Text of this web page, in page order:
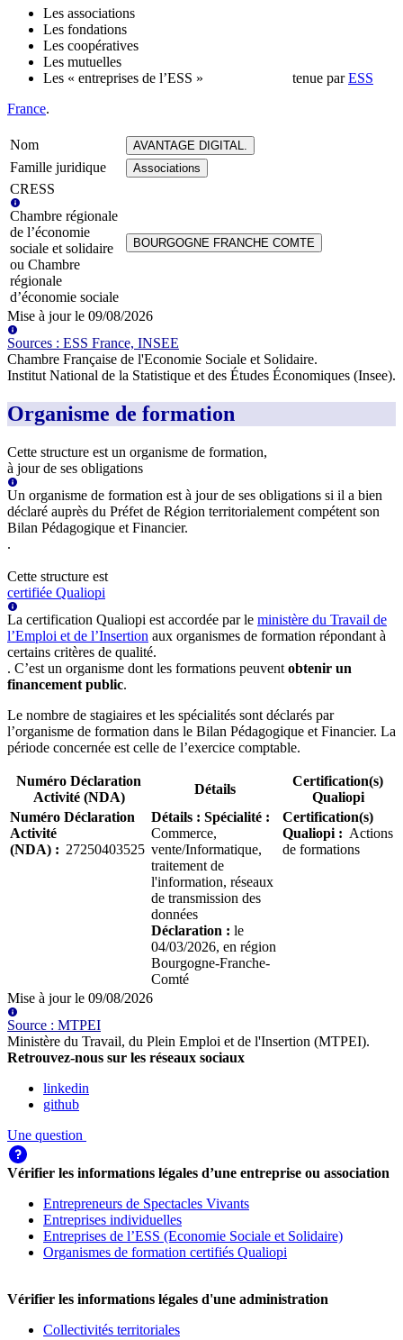
Les associations
Les fondations
Les coopératives
Les mutuelles
Les « entreprises de l’ESS »
tenue parESS
France.
Nom AVANTAGE DIGITAL.
Famille juridique Associations
CRESS
Chambre régionale
de l’économie
sociale et solidaire
ou Chambre
régionale
d’économie sociale
BOURGOGNE FRANCHE COMTE
Mise à jour le 09/08/2026
Sources : ESS France, INSEE
Chambre Française de l'Economie Sociale et Solidaire.
Institut National de la Statistique et des Études Économiques (Insee).
Organisme de formation
Cette structure est un organisme de formation,
à jour de ses obligations
Un organisme de formation est à jour de ses obligations si il a bien
déclaré auprès du Préfet de Région territorialement compétent son
Bilan Pédagogique et Financier.
.
Cette structure est
certifiée Qualiopi
La certification Qualiopi est accordée par le ministère du Travail de
l’Emploi et de l’Insertion aux organismes de formation répondant à
certains critères de qualité.
. C’est un organisme dont les formations peuvent obtenir un
financement public.
Le nombre de stagiaires et les spécialités sont déclarés par
l’organisme de formation dans le Bilan Pédagogique et Financier. La
période concernée est celle de l’exercice comptable.
Numéro Déclaration
Activité (NDA)
Détails
Certification(s)
Qualiopi
Numéro Déclaration
Activité
(NDA) : 27250403525
Détails : Spécialité :
Commerce,
vente/Informatique,
traitement de
l'information, réseaux
de transmission des
données
Déclaration : le
04/03/2026, en région
Bourgogne-Franche-
Comté
Certification(s)
Qualiopi : Actions
de formations
Mise à jour le 09/08/2026
Source : MTPEI
Ministère du Travail, du Plein Emploi et de l'Insertion (MTPEI).
Retrouvez-nous sur les réseaux sociaux
linkedin
github
Une question
Vérifier les informations légales d’une entreprise ou association
Entrepreneurs de Spectacles Vivants
Entreprises individuelles
Entreprises de l’ESS (Economie Sociale et Solidaire)
Organismes de formation certifiés Qualiopi
Vérifier les informations légales d'une administration
Collectivités territoriales